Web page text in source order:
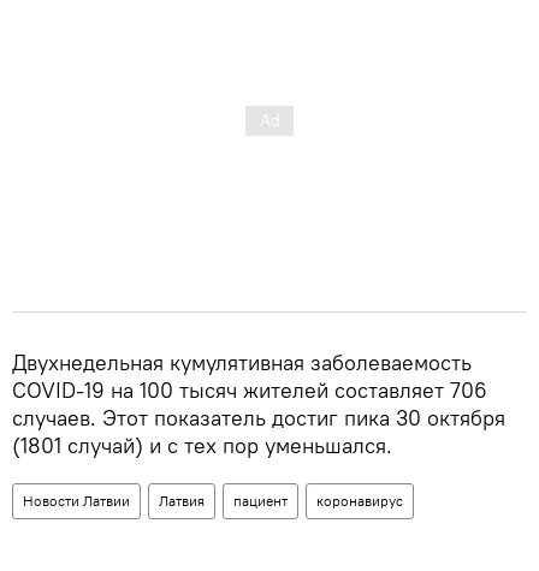
Двухнедельная кумулятивная заболеваемость
COVID-19 на 100 тысяч жителей составляет 706
случаев. Этот показатель достиг пика 30 октября
(1801 случай) и с тех пор уменьшался.
Новости Латвии Латвия пациент коронавирус